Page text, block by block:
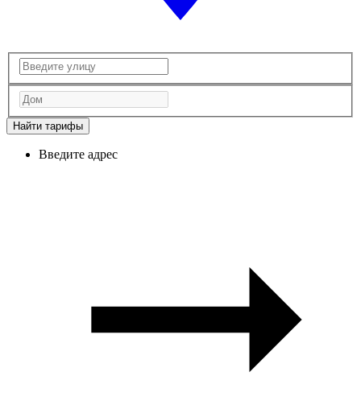
Найти тарифы
Введите адрес